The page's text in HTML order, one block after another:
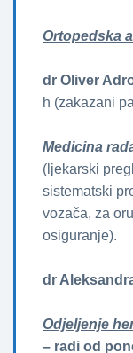
Ortopedska
dr Oliver
h (zakazani
Medicina
(ljekarski
sistematski
vozača, za
osiguranje).
dr
Odjeljenje
– radi od